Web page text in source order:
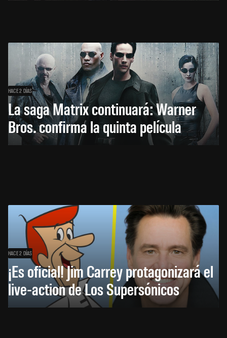
HACE 2 DÍAS
La saga Matrix continuará: Warner
Bros. confirma la quinta película
HACE 2 DÍAS
¡Es oficial! Jim Carrey protagonizará el
live-action de Los Supersónicos